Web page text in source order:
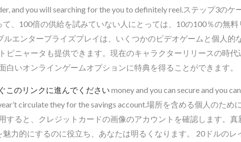
and you will searching for the you to definitely reel.ステップ3のケ
、100倍の供給を試みていない人にとっては、10の100％の無料
エンタープライズプレイは、いくつかのビデオゲームと個人的
ニャータも提供できます。現在のキャラクターリリースの時代
いオンラインゲームオプションに特典を得ることができます。
このリンクに進んでください money and you can secure and you
circulate they for the savings account.場所を含める個人のため
すると、クレジットカードの画像のアカウントを確認します。真
力的にするのに役立ち、あなたは明るくなります。 20ドルのレ